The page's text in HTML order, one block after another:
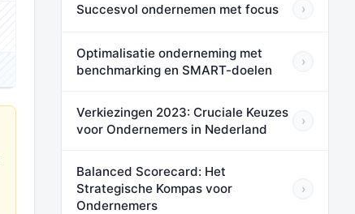
⬛⬛⬛
Succesvol ondernemen met focus ›
Optimalisatie onderneming met
benchmarking en SMART-doelen
›
Verkiezingen 2023: Cruciale Keuzes
voor Ondernemers in Nederland
›
Balanced Scorecard: Het
Strategische Kompas voor
Ondernemers
›